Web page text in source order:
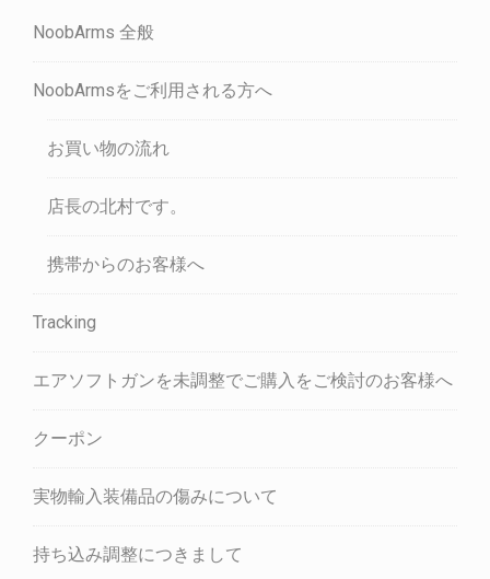
NoobArms 全般
NoobArmsをご利用される方へ
お買い物の流れ
店長の北村です。
携帯からのお客様へ
Tracking
エアソフトガンを未調整でご購入をご検討のお客様へ
クーポン
実物輸入装備品の傷みについて
持ち込み調整につきまして